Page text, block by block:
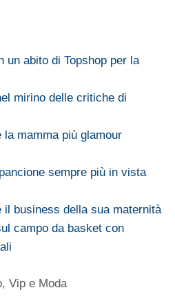
un abito di Topshop per la
mirino delle critiche di
la mamma più glamour
sempre più in vista
il business della sua maternità
campo da basket con
,Vip e Moda